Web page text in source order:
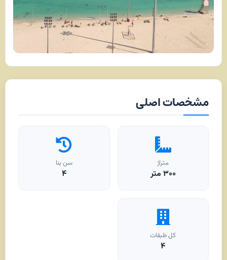
مشخصات اصلی
متراژ
۳۰۰ متر
سن بنا
۴
کل طبقات
۴